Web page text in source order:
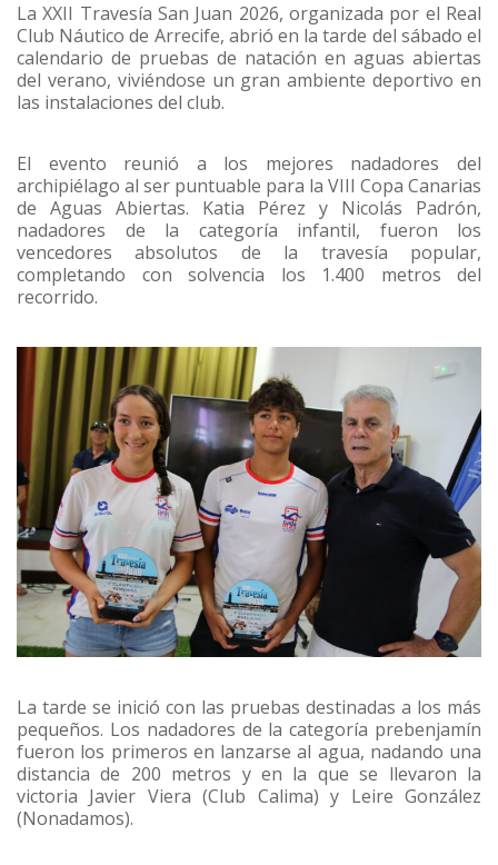
La XXII Travesía San Juan 2026, organizada por el Real
Club Náutico de Arrecife, abrió en la tarde del sábado el
calendario de pruebas de natación en aguas abiertas
del verano, viviéndose un gran ambiente deportivo en
las instalaciones del club.
El evento reunió a los mejores nadadores del
archipiélago al ser puntuable para la VIII Copa Canarias
de Aguas Abiertas. Katia Pérez y Nicolás Padrón,
nadadores de la categoría infantil, fueron los
vencedores absolutos de la travesía popular,
completando con solvencia los 1.400 metros del
recorrido.
La tarde se inició con las pruebas destinadas a los más
pequeños. Los nadadores de la categoría prebenjamín
fueron los primeros en lanzarse al agua, nadando una
distancia de 200 metros y en la que se llevaron la
victoria Javier Viera (Club Calima) y Leire González
(Nonadamos).